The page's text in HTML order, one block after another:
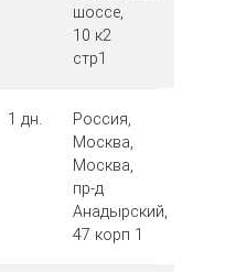
шоссе,
10 к2
стр1
1 дн.
Россия,
Москва,
Москва,
пр-д
Анадырский,
47 корп 1